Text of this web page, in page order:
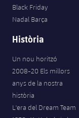
Black Friday
Nadal Barça
Història
Un nou horitzó
2008-20 Els millors
anys de la nostra
història
L'era del Dream Team